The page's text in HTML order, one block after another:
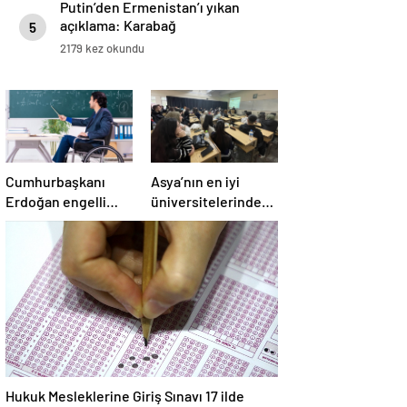
5
Putin’den Ermenistan’ı yıkan
açıklama: Karabağ
Azerbaycan’ın ayrılmaz bir
2179 kez okundu
Cumhurbaşkanı
Erdoğan engelli
öğretmen atamaları
için tarih verdi
Asya’nın en iyi
üniversitelerinde
dört Türk okulu ilk
100’de
Hukuk Mesleklerine Giriş Sınavı 17 ilde